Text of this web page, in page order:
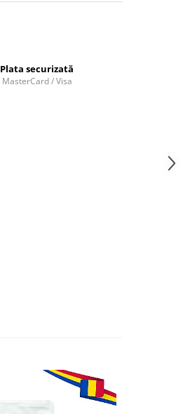
Plata securizată
MasterCard / Visa